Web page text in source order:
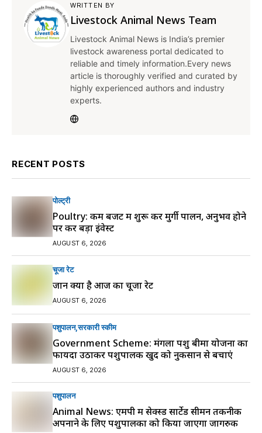
WRITTEN BY
Livestock Animal News Team
Livestock Animal News is India’s premier
livestock awareness portal dedicated to
reliable and timely information.Every news
article is thoroughly verified and curated by
highly experienced authors and industry
experts.
RECENT POSTS
पोल्ट्री
Poultry: कम बजट में शुरू करें मुर्गी पालन, अनुभव होने
पर करें बड़ा इंवेस्ट
AUGUST 6, 2026
चूजा रेट
जानें क्या है आज का चूजा रेट
AUGUST 6, 2026
पशुपालन सरकारी स्की‍म
Government Scheme: मंगला पशु बीमा योजना का
फायदा उठाकर पशुपालक खुद को नुकसान से बचाएं
AUGUST 6, 2026
पशुपालन
Animal News: एमपी में सेक्स्ड सार्टेड सीमन तकनीक
अपनाने के लिए पशुपालकों को किया जाएगा जागरुक